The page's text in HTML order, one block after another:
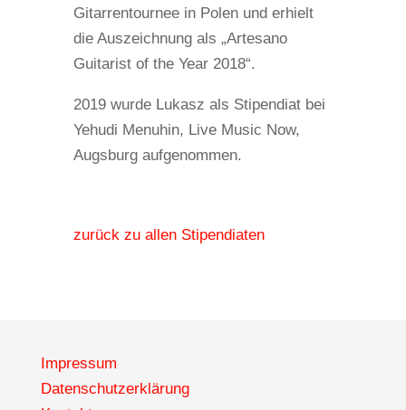
Gitarrentournee in Polen und erhielt
die Auszeichnung als „Artesano
Guitarist of the Year 2018“.
2019 wurde Lukasz als Stipendiat bei
Yehudi Menuhin, Live Music Now,
Augsburg aufgenommen.
zurück zu allen Stipendiaten
Impressum
Datenschutzerklärung